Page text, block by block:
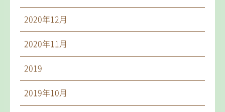
2020年12月
2020年11月
2019
2019年10月